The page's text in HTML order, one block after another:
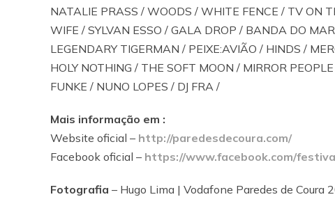
NATALIE PRASS / WOODS / WHITE FENCE / TV ON
WIFE / SYLVAN ESSO / GALA DROP / BANDA DO
LEGENDARY TIGERMAN / PEIXE:AVIÃO / HINDS /
HOLY NOTHING / THE SOFT MOON / MIRROR
FUNKE / NUNO LOPES / DJ FRA /
Mais informação em :
Website oficial – http://paredesdecoura.com/
Facebook oficial – https://www.facebook.com/
Fotografia – Hugo Lima | Vodafone Paredes de Coura